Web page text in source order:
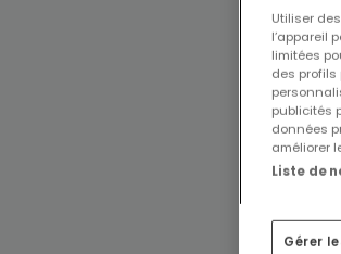
Utiliser
l’appareil
limitées
des
publicités
données
améliorer
Liste de
Gérer